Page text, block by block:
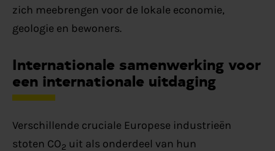
zich meebrengen voor de lokale economie,
geologie en bewoners.
Internationale samenwerking voor
een internationale uitdaging
Verschillende cruciale Europese industrieën
stoten CO2 uit als onderdeel van hun